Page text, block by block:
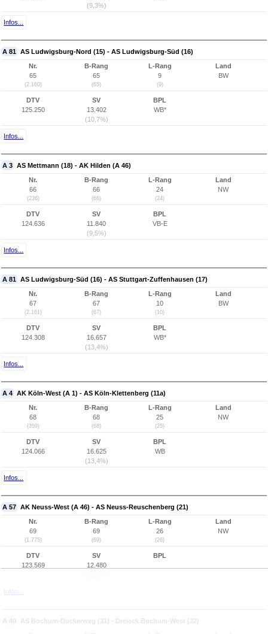
(9,3%)
Infos...
A 81 AS Ludwigsburg-Nord (15) - AS Ludwigsburg-Süd (16)
Nr.
65
(2.160)
B-Rang
65
(65)
L-Rang
9
(9)
Land
BW
DTV
125.250
SV
13.402
(10,7%)
BPL
WB*
Infos...
A 3 AS Mettmann (18) - AK Hilden (A 46)
Nr.
66
(236)
B-Rang
66
(66)
L-Rang
24
(24)
Land
NW
DTV
124.636
SV
11.840
(9,5%)
BPL
VB-E
Infos...
A 81 AS Ludwigsburg-Süd (16) - AS Stuttgart-Zuffenhausen (17)
Nr.
67
(2.161)
B-Rang
67
(67)
L-Rang
10
(10)
Land
BW
DTV
124.308
SV
16.657
(13,4%)
BPL
WB*
Infos...
A 4 AK Köln-West (A 1) - AS Köln-Klettenberg (11a)
Nr.
68
(359)
B-Rang
68
(68)
L-Rang
25
(25)
Land
NW
DTV
124.066
SV
16.625
(13,4%)
BPL
WB
Infos...
A 57 AK Neuss-West (A 46) - AS Neuss-Reuschenberg (21)
Nr.
69
(1.775)
B-Rang
69
(69)
L-Rang
26
(26)
Land
NW
DTV
123.569
SV
12.480
BPL
Infos...
A 40 AS Bochum-Dückerweg (31) - Dreieck Bochum-West (32)